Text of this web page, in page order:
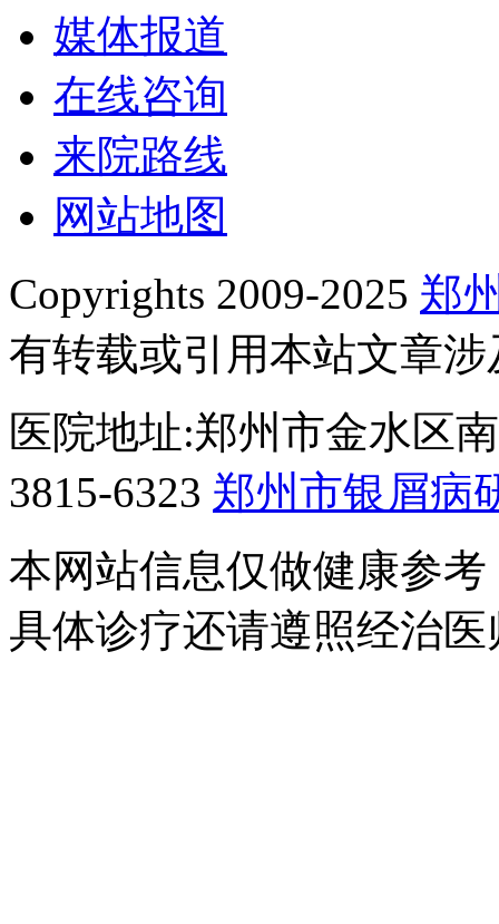
媒体报道
在线咨询
来院路线
网站地图
Copyrights 2009-2025 郑
有转载或引用本站文章
医院地址:郑州市金水区
3815-6323 郑州市银屑病
本网站信息仅做健康参
具体诊疗还请遵照经治医